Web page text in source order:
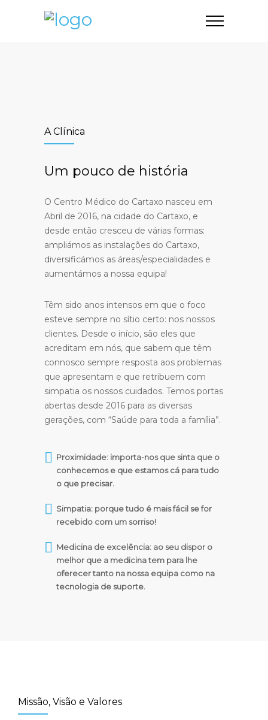
A Clínica
Um pouco de história
O Centro Médico do Cartaxo nasceu em
Abril de 2016, na cidade do Cartaxo, e
desde então cresceu de várias formas:
ampliámos as instalações do Cartaxo,
diversificámos as áreas/especialidades e
aumentámos a nossa equipa!
Têm sido anos intensos em que o foco
esteve sempre no sítio certo: nos nossos
clientes. Desde o início, são eles que
acreditam em nós, que sabem que têm
connosco sempre resposta aos problemas
que apresentam e que retribuem com
simpatia os nossos cuidados. Temos portas
abertas desde 2016 para as diversas
gerações, com “Saúde para toda a família”.
Proximidade: importa-nos que sinta que o
conhecemos e que estamos cá para tudo
o que precisar.
Simpatia: porque tudo é mais fácil se for
recebido com um sorriso!
Medicina de excelência: ao seu dispor o
melhor que a medicina tem para lhe
oferecer tanto na nossa equipa como na
tecnologia de suporte.
Missão, Visão e Valores